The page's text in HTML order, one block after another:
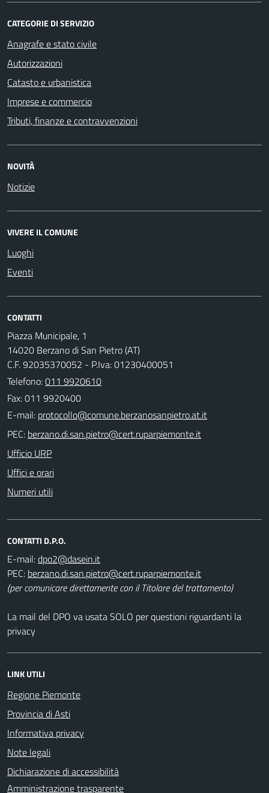
CATEGORIE DI SERVIZIO
Anagrafe e stato civile
Autorizzazioni
Catasto e urbanistica
Imprese e commercio
Tributi, finanze e contravvenzioni
NOVITÀ
Notizie
VIVERE IL COMUNE
Luoghi
Eventi
CONTATTI
Piazza Municipale, 1
14020 Berzano di San Pietro (AT)
C.F. 92035370052 - P.Iva: 01230400051
Telefono:011 9920610
Fax: 011 9920400
E-mail:
PEC:
Ufficio URP
Uffici e orari
Numeri utili
CONTATTI D.P.O.
E-mail:
PEC:
(per comunicare direttamente con il Titolare del trattamento)
La mail del DPO va usata SOLO per questioni riguardanti la
privacy
LINK UTILI
Regione Piemonte
Provincia di Asti
Informativa privacy
Note legali
Dichiarazione di accessibilità
Amministrazione trasparente